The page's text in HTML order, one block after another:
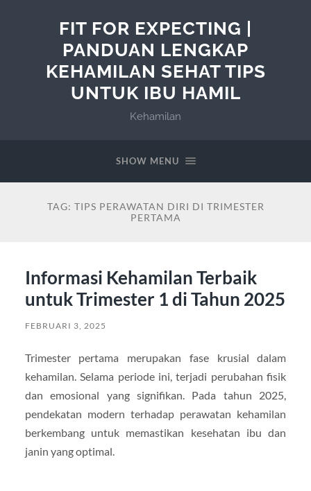
FIT FOR EXPECTING |
PANDUAN LENGKAP
KEHAMILAN SEHAT TIPS
UNTUK IBU HAMIL
Kehamilan
SHOW MENU
TAG: TIPS PERAWATAN DIRI DI TRIMESTER
PERTAMA
Informasi Kehamilan Terbaik
untuk Trimester 1 di Tahun 2025
FEBRUARI 3, 2025
Trimester pertama merupakan fase krusial dalam
kehamilan. Selama periode ini, terjadi perubahan fisik
dan emosional yang signifikan. Pada tahun 2025,
pendekatan modern terhadap perawatan kehamilan
berkembang untuk memastikan kesehatan ibu dan
janin yang optimal.